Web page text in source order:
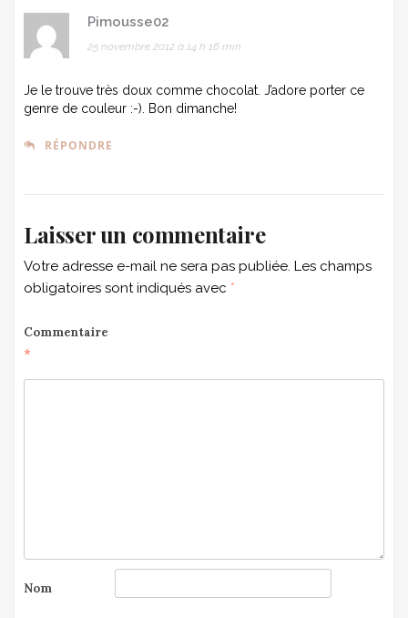
Pimousse02
25 novembre 2012 à 14 h 16 min
Je le trouve très doux comme chocolat. J’adore porter ce
genre de couleur :-). Bon dimanche!
RÉPONDRE
Laisser un commentaire
Votre adresse e-mail ne sera pas publiée. Les champs
obligatoires sont indiqués avec *
Commentaire
*
Nom